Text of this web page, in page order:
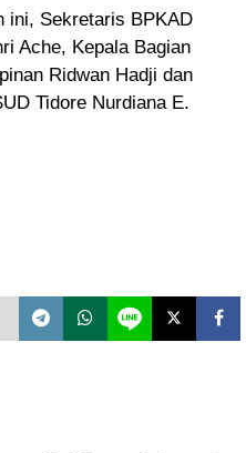
ini, Sekretaris BPKAD
Ache, Kepala Bagian
Ridwan Hadji dan
Tidore Nurdiana E.